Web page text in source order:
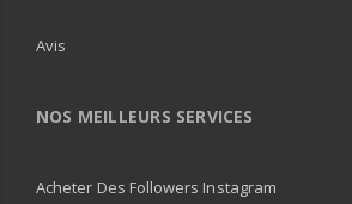
Avis
NOS MEILLEURS SERVICES
Acheter Des Followers Instagram